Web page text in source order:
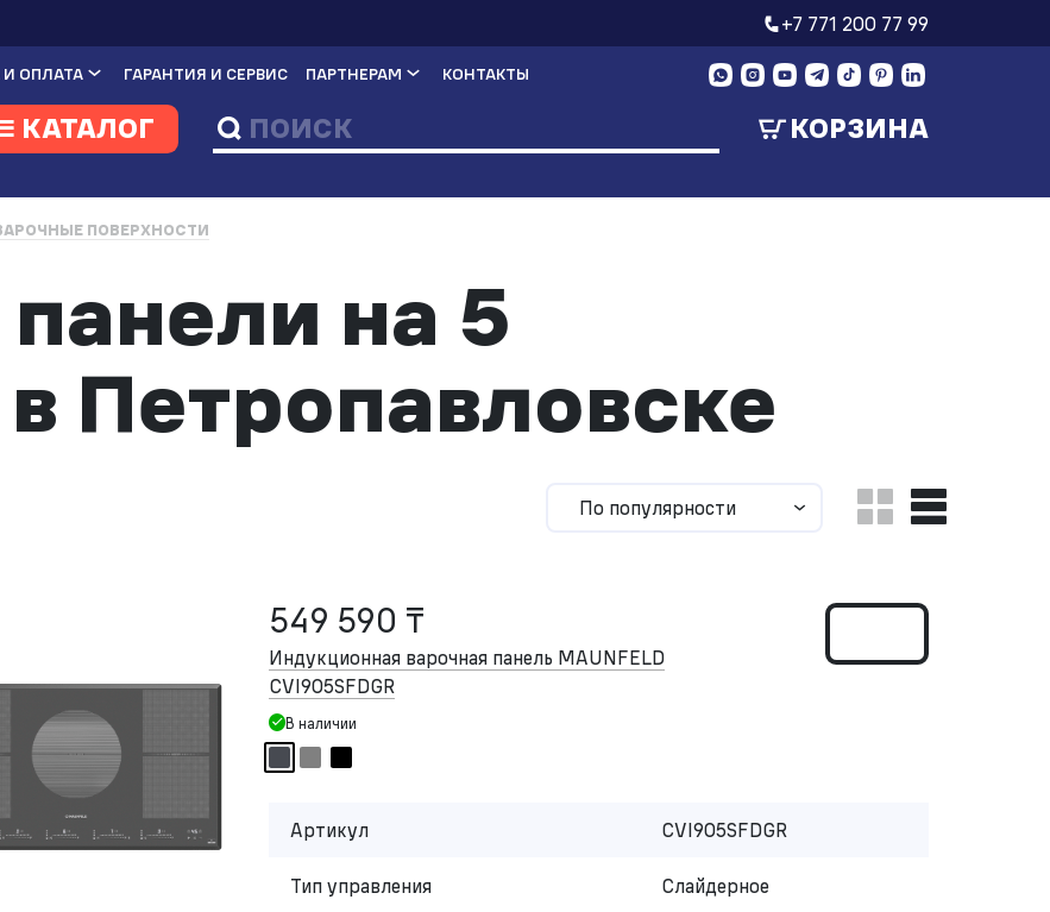
+7 771 200 77 99
ОПЛАТА ГАРАНТИЯ И СЕРВИС ПАРТНЕРАМ КОНТАКТЫ
КАТАЛОГ КОРЗИНА
ПОВЕРХНОСТИ
на 5
Петропавловске
По популярности
549 590 ₸
Индукционная варочная панель MAUNFELD
CVI905SFDGR
В наличии
Артикул CVI905SFDGR
Тип управления Слайдерное